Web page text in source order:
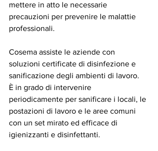
mettere in atto le necessarie
precauzioni per prevenire le malattie
professionali.
Cosema assiste le aziende con
soluzioni certificate di disinfezione e
sanificazione degli ambienti di lavoro.
È in grado di intervenire
periodicamente per sanificare i locali, le
postazioni di lavoro e le aree comuni
con un set mirato ed efficace di
igienizzanti e disinfettanti.